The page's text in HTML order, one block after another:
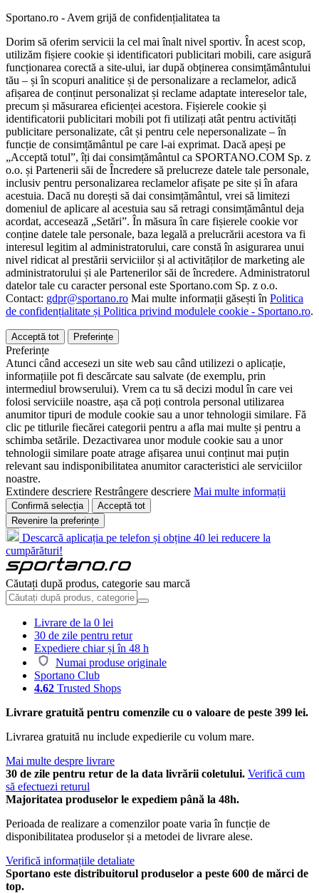
Sportano.ro - Avem grijă de confidențialitatea ta
Dorim să oferim servicii la cel mai înalt nivel sportiv. În acest scop,
utilizăm fișiere cookie și identificatori publicitari mobili, care asigură
funcționarea corectă a site-ului, iar după obținerea consimțământului
tău – și în scopuri analitice și de personalizare a reclamelor, adică
afișarea de conținut personalizat și reclame adaptate intereselor tale,
precum și măsurarea eficienței acestora. Fișierele cookie și
identificatorii publicitari mobili pot fi utilizați atât pentru activități
publicitare personalizate, cât și pentru cele nepersonalizate – în
funcție de consimțământul pe care l-ai exprimat. Dacă apeși pe
„Acceptă totul”, îți dai consimțământul ca SPORTANO.COM Sp. z
o.o. și Partenerii săi de Încredere să prelucreze datele tale personale,
inclusiv pentru personalizarea reclamelor afișate pe site și în afara
acestuia. Dacă nu dorești să dai consimțământul, vrei să limitezi
domeniul de aplicare al acestuia sau să retragi consimțământul deja
acordat, accesează „Setări”. În măsura în care fișierele cookie vor
conține datele tale personale, baza legală a prelucrării acestora va fi
interesul legitim al administratorului, care constă în asigurarea unui
nivel ridicat al prestării serviciilor și al activităților de marketing ale
administratorului și ale Partenerilor săi de încredere. Administratorul
datelor tale cu caracter personal este Sportano.com Sp. z o.o.
Contact: gdpr@sportano.ro Mai multe informații găsești în Politica
de confidențialitate și Politica privind modulele cookie - Sportano.ro.
Acceptă tot Preferințe
Preferințe
Atunci când accesezi un site web sau când utilizezi o aplicație,
informațiile pot fi descărcate sau salvate (de exemplu, prin
intermediul browserului). Vrem ca tu să decizi modul în care vei
folosi serviciile noastre, așa că poți controla personal utilizarea
anumitor tipuri de module cookie sau a unor tehnologii similare. Fă
clic pe titlurile fiecărei categorii pentru a afla mai multe și pentru a
schimba setările. Dezactivarea unor module cookie sau a unor
tehnologii similare poate atrage afișarea unui conținut mai puțin
relevant sau indisponibilitatea anumitor caracteristici ale serviciilor
noastre.
Extindere descriere Restrângere descriere Mai multe informații
Confirmă selecția
Acceptă tot
Revenire la preferințe
Descarcă aplicația pe telefon și obține 40 lei reducere la
cumpărături!
Căutați după produs, categorie sau marcă
Livrare de la 0 lei
30 de zile pentru retur
Expediere chiar și în 48 h
Numai produse originale
Sportano Club
4.62 Trusted Shops
Livrare gratuită pentru comenzile cu o valoare de peste 399 lei.
Livrarea gratuită nu include expedierile cu volum mare.
Mai multe despre livrare
30 de zile pentru retur de la data livrării coletului. Verifică cum
să efectuezi returul
Majoritatea produselor le expediem până la 48h.
Perioada de realizare a comenzilor poate varia în funcție de
disponibilitatea produselor și a metodei de livrare alese.
Verifică informațiile detaliate
Sportano este distribuitorul produselor a peste 600 de mărci de
top.